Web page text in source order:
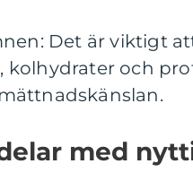
Det är viktigt
kolhydrater och
med